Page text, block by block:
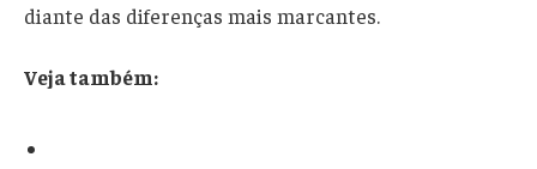
diante das diferenças mais marcantes.
Veja também: